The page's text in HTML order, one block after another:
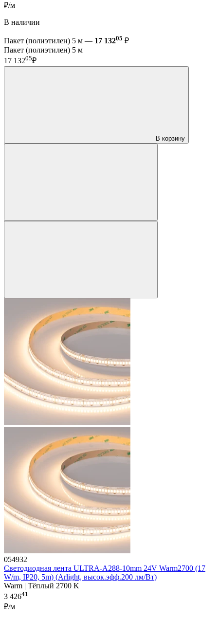
₽/м
В наличии
Пакет (полиэтилен) 5 м — 17 13205 ₽
Пакет (полиэтилен) 5 м
17 13205₽
В корзину
054932
Светодиодная лента ULTRA-A288-10mm 24V Warm2700 (17
W/m, IP20, 5m) (Arlight, высок.эфф.200 лм/Вт)
Warm | Тёплый 2700 K
3 42641
₽/м